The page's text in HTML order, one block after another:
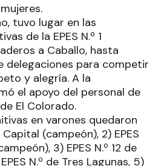
tuvo lugar en las
de la EPES N.º 1
a Caballo, hasta
delegaciones para competir
y alegría. A la
el apoyo del personal de
El Colorado.
en varones quedaron
Capital (campeón), 2) EPES
3) EPES N.º 12 de
N.º de Tres Lagunas, 5)